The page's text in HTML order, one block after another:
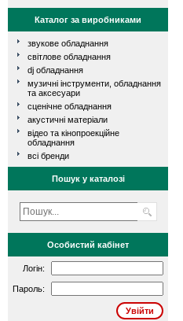
Каталог за виробниками
звукове обладнання
світлове обладнання
dj обладнання
музичні інструменти, обладнання
та аксесуари
сценічне обладнання
акустичні матеріали
відео та кінопроекційне
обладнання
всі бренди
Пошук у каталозі
Особистий кабінет
Логін:
Пароль: